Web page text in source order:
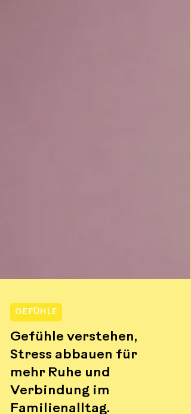
GEFÜHLE
Gefühle verstehen,
Stress abbauen für